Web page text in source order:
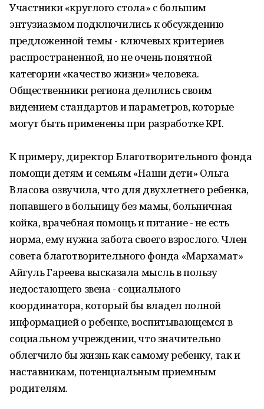
Участники «круглого стола» с большим
энтузиазмом подключились к обсуждению
предложенной темы - ключевых критериев
распространенной, но не очень понятной
категории «качество жизни» человека.
Общественники региона делились своим
видением стандартов и параметров, которые
могут быть применены при разработке KPI.
К примеру, директор Благотворительного фонда
помощи детям и семьям «Наши дети» Ольга
Власова озвучила, что для двухлетнего ребенка,
попавшего в больницу без мамы, больничная
койка, врачебная помощь и питание - не есть
норма, ему нужна забота своего взрослого. Член
совета благотворительного фонда «Мархамат»
Айгуль Гареева высказала мысль в пользу
недостающего звена - социального
координатора, который бы владел полной
информацией о ребенке, воспитывающемся в
социальном учреждении, что значительно
облегчило бы жизнь как самому ребенку, так и
наставникам, потенциальным приемным
родителям.